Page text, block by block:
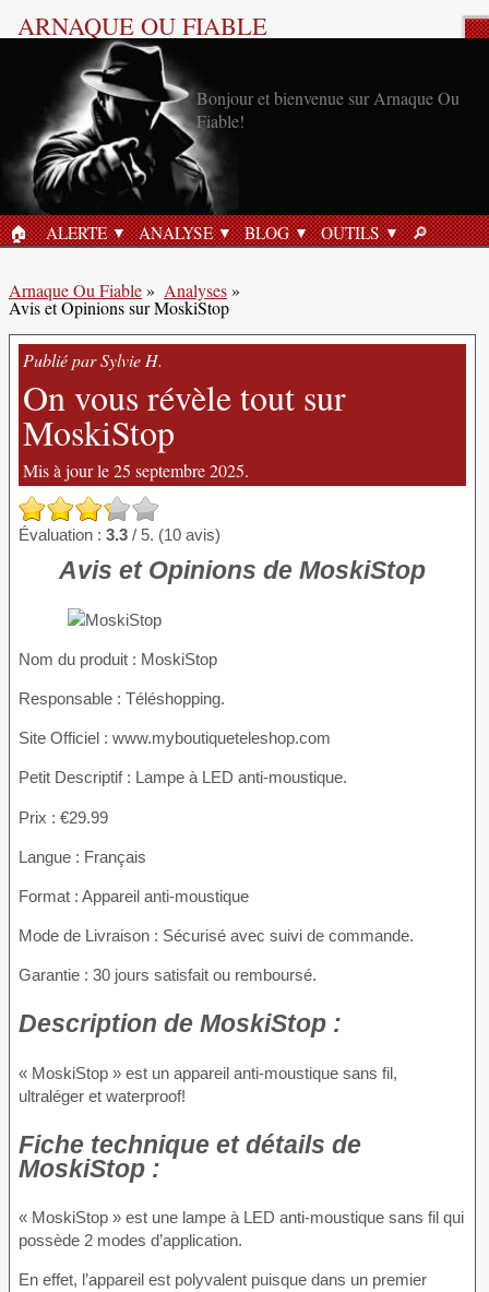
ARNAQUE OU FIABLE
Fiable!
ACCUEIL
🏠︎ ALERTE ANALYSE BLOG OUTILS 🔎︎
Arnaque Ou Fiable» Analyses»
Avis et Opinions sur MoskiStop
Publié par Sylvie H.
On vous révèle tout sur
MoskiStop
Mis à jour le 25 septembre 2025.
Évaluation : 3.3 / 5. (10 avis)
Avis et Opinions de MoskiStop
Nom du produit : MoskiStop
Responsable : Téléshopping.
Site Officiel : www.myboutiqueteleshop.com
Petit Descriptif : Lampe à LED anti-moustique.
Prix : €29.99
Langue : Français
Format : Appareil anti-moustique
Mode de Livraison : Sécurisé avec suivi de commande.
Garantie : 30 jours satisfait ou remboursé.
Description de MoskiStop :
« MoskiStop » est un appareil anti-moustique sans fil,
ultraléger et waterproof!
Fiche technique et détails de
MoskiStop :
« MoskiStop » est une lampe à LED anti-moustique sans fil qui
possède 2 modes d’application.
En effet, l’appareil est polyvalent puisque dans un premier